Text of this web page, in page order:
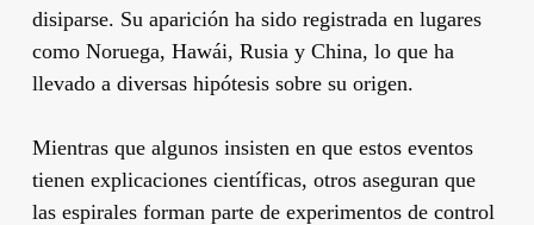
disiparse. Su aparición ha sido registrada en lugares
como Noruega, Hawái, Rusia y China, lo que ha
llevado a diversas hipótesis sobre su origen.
Mientras que algunos insisten en que estos eventos
tienen explicaciones científicas, otros aseguran que
las espirales forman parte de experimentos de control